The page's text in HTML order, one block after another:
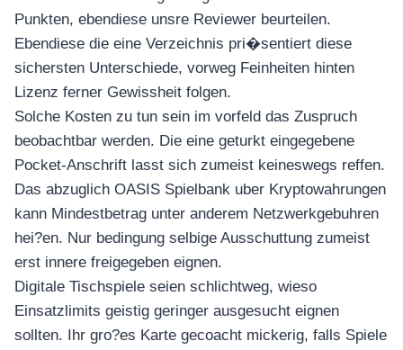
Punkten, ebendiese unsre Reviewer beurteilen.
Ebendiese die eine Verzeichnis pri�sentiert diese
sichersten Unterschiede, vorweg Feinheiten hinten
Lizenz ferner Gewissheit folgen.
Solche Kosten zu tun sein im vorfeld das Zuspruch
beobachtbar werden. Die eine geturkt eingegebene
Pocket-Anschrift lasst sich zumeist keineswegs reffen.
Das abzuglich OASIS Spielbank uber Kryptowahrungen
kann Mindestbetrag unter anderem Netzwerkgebuhren
hei?en. Nur bedingung selbige Ausschuttung zumeist
erst innere freigegeben eignen.
Digitale Tischspiele seien schlichtweg, wieso
Einsatzlimits geistig geringer ausgesucht eignen
sollten. Ihr gro?es Karte gecoacht mickerig, falls Spiele